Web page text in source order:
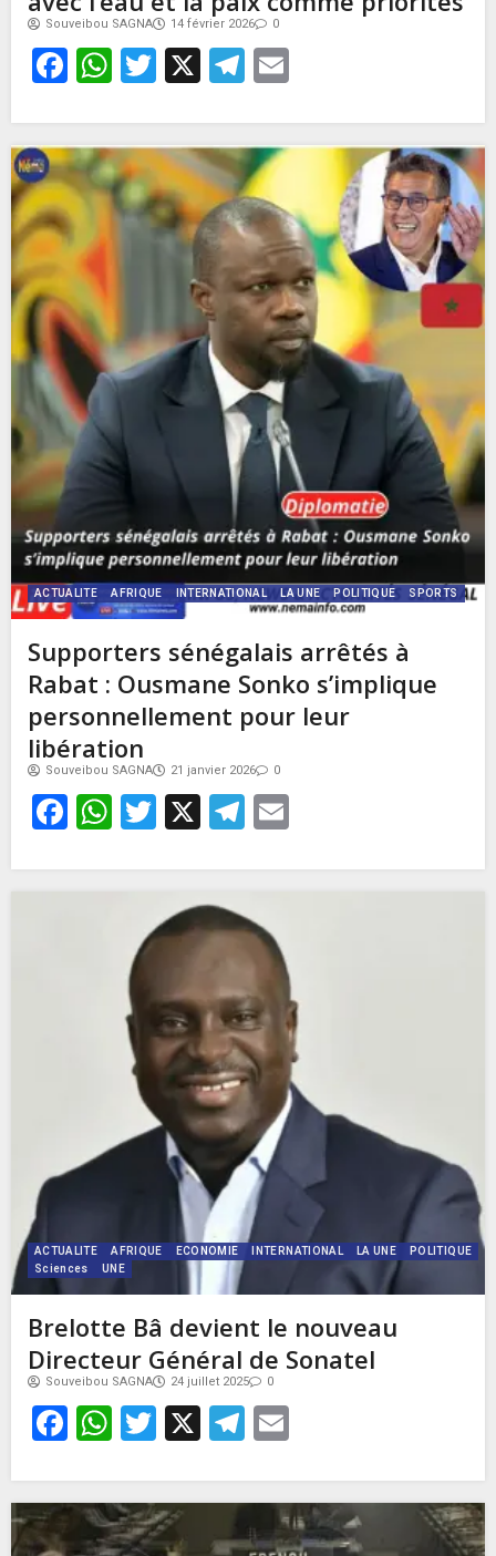
Souveibou SAGNA 14 février 2026 0
Facebook
WhatsApp
Twitter
X Telegram
ACTUALITE AFRIQUE INTERNATIONAL LA UNE POLITIQUE SPORTS
Supporters sénégalais arrêtés à
Rabat : Ousmane Sonko s’implique
personnellement pour leur
libération
Souveibou SAGNA 21 janvier 2026 0
Facebook
WhatsApp
Twitter
X Telegram
ACTUALITE AFRIQUE ECONOMIE INTERNATIONAL LA UNE
POLITIQUE
Sciences
UNE
Brelotte Bâ devient le nouveau
Directeur Général de Sonatel
Souveibou SAGNA 24 juillet 2025 0
Facebook
WhatsApp
Twitter
X Telegram